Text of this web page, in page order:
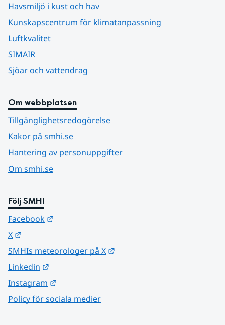
Havsmiljö i kust och hav
Kunskapscentrum för klimatanpassning
Luftkvalitet
SIMAIR
Sjöar och vattendrag
Om webbplatsen
Tillgänglighetsredogörelse
Kakor på smhi.se
Hantering av personuppgifter
Om smhi.se
Följ SMHI
Facebook
X
SMHIs meteorologer på X
Linkedin
Instagram
Policy för sociala medier